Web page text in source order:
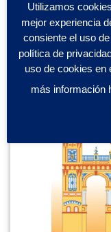
Utilizamos
mejor experiencia
consiente el uso
política de
uso de cookies en
más información